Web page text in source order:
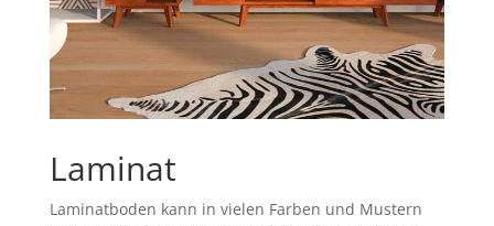
Laminat
Laminatboden kann in vielen Farben und Mustern